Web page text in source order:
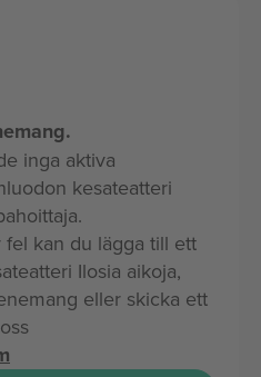
inga aktiva
kesateatteri
kan du lägga till ett
Ilosia aikoja,
eller skicka ett